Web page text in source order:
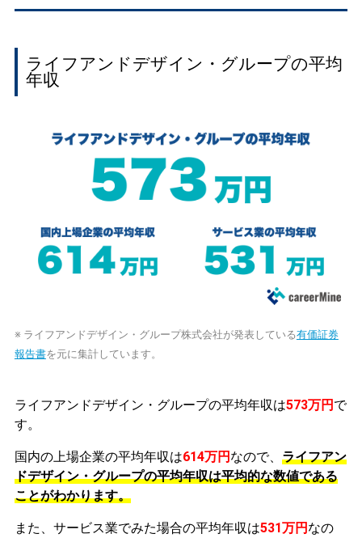
ライフアンドデザイン・グループの平均
年収
※ ライフアンドデザイン・グループ株式会社が発表している有価証券
報告書を元に集計しています。
ライフアンドデザイン・グループの平均年収は573万円 で
す。
国内の上場企業の平均年収は614万円 なので、 ライフアン
ドデザイン・グループの平均年収は平均的な数値である
ことがわかります。
また、サービス業でみた場合の平均年収は531万円 なの